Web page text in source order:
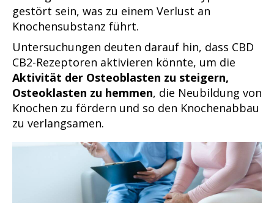
gestört sein, was zu einem Verlust an
Knochensubstanz führt.
Untersuchungen deuten darauf hin, dass CBD
CB2-Rezeptoren aktivieren könnte, um die
Aktivität der Osteoblasten zu steigern,
Osteoklasten zu hemmen, die Neubildung von
Knochen zu fördern und so den Knochenabbau
zu verlangsamen.